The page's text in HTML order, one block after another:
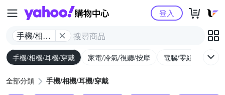
Yahoo購物中心
手機/相機/
耳機/穿戴
登入
手機/相機/耳機/穿戴 家電/冷氣/視聽/按摩 電腦/零組件/週邊/
全部分類 手機/相機/耳機/穿戴